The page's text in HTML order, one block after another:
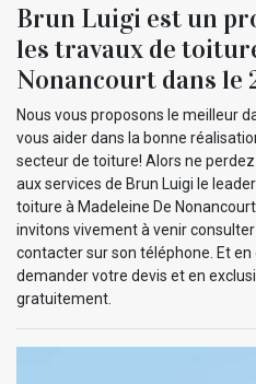
Brun Luigi est un
les travaux de
Nonancourt dans le
Nous vous proposons le meilleur
vous aider dans la bonne
secteur de toiture! Alors ne
aux services de Brun Luigi le
toiture à Madeleine De
invitons vivement à venir
contacter sur son téléphone. Et
demander votre devis et en
gratuitement.